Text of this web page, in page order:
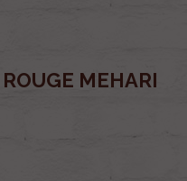
MEHARI